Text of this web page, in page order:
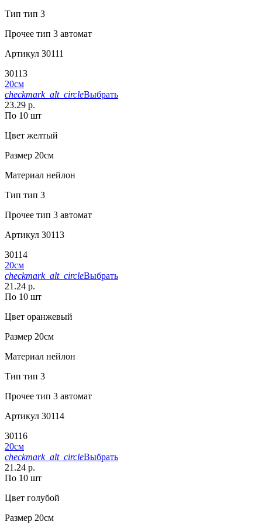
Тип тип 3
Прочее тип 3 автомат
Артикул 30111
30113
20см
checkmark_alt_circleВыбрать
23.29 р.
По 10 шт
Цвет желтый
Размер 20см
Материал нейлон
Тип тип 3
Прочее тип 3 автомат
Артикул 30113
30114
20см
checkmark_alt_circleВыбрать
21.24 р.
По 10 шт
Цвет оранжевый
Размер 20см
Материал нейлон
Тип тип 3
Прочее тип 3 автомат
Артикул 30114
30116
20см
checkmark_alt_circleВыбрать
21.24 р.
По 10 шт
Цвет голубой
Размер 20см